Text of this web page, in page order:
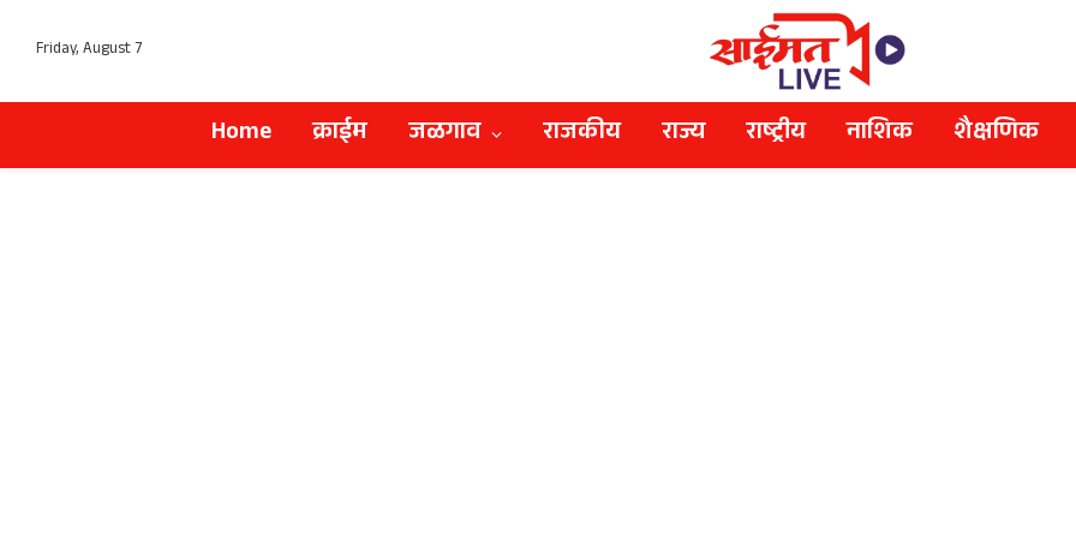
Friday, August 7
Home क्राईम जळगाव राजकीय राज्य राष्ट्रीय नाशिक शैक्षणिक